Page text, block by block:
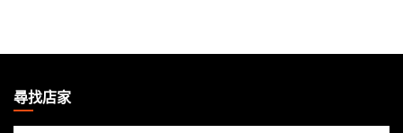
THE
GATHERING
尋找店家